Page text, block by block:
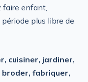
faire enfant,
plus libre de
cuisiner, jardiner,
fabriquer,